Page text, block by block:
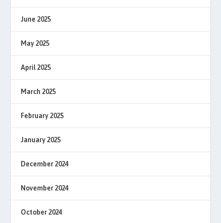
June 2025
May 2025
April 2025
March 2025
February 2025
January 2025
December 2024
November 2024
October 2024